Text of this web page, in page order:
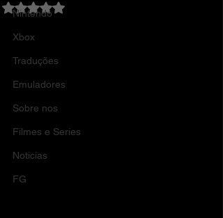
Nintendo
Xbox
Traduções
Emuladores
Sobre nos
Filmes e Series
Noticias
FG
Avaliado com NaN de 5 estrelas.